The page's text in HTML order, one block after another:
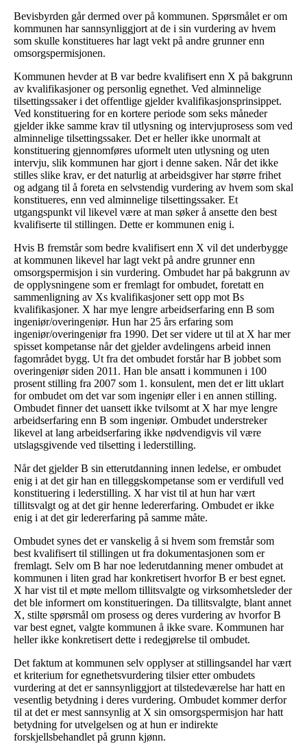
Bevisbyrden går dermed over på kommunen. Spørsmålet er om
kommunen har sannsynliggjort at de i sin vurdering av hvem
som skulle konstitueres har lagt vekt på andre grunner enn
omsorgspermisjonen.
Kommunen hevder at B var bedre kvalifisert enn X på bakgrunn
av kvalifikasjoner og personlig egnethet. Ved alminnelige
tilsettingssaker i det offentlige gjelder kvalifikasjonsprinsippet.
Ved konstituering for en kortere periode som seks måneder
gjelder ikke samme krav til utlysning og intervjuprosess som ved
alminnelige tilsettingssaker. Det er heller ikke unormalt at
konstituering gjennomføres uformelt uten utlysning og uten
intervju, slik kommunen har gjort i denne saken. Når det ikke
stilles slike krav, er det naturlig at arbeidsgiver har større frihet
og adgang til å foreta en selvstendig vurdering av hvem som skal
konstitueres, enn ved alminnelige tilsettingssaker. Et
utgangspunkt vil likevel være at man søker å ansette den best
kvalifiserte til stillingen. Dette er kommunen enig i.
Hvis B fremstår som bedre kvalifisert enn X vil det underbygge
at kommunen likevel har lagt vekt på andre grunner enn
omsorgspermisjon i sin vurdering. Ombudet har på bakgrunn av
de opplysningene som er fremlagt for ombudet, foretatt en
sammenligning av Xs kvalifikasjoner sett opp mot Bs
kvalifikasjoner. X har mye lengre arbeidserfaring enn B som
ingeniør/overingeniør. Hun har 25 års erfaring som
ingeniør/overingeniør fra 1990. Det ser videre ut til at X har mer
spisset kompetanse når det gjelder avdelingens arbeid innen
fagområdet bygg. Ut fra det ombudet forstår har B jobbet som
overingeniør siden 2011. Han ble ansatt i kommunen i 100
prosent stilling fra 2007 som 1. konsulent, men det er litt uklart
for ombudet om det var som ingeniør eller i en annen stilling.
Ombudet finner det uansett ikke tvilsomt at X har mye lengre
arbeidserfaring enn B som ingeniør. Ombudet understreker
likevel at lang arbeidserfaring ikke nødvendigvis vil være
utslagsgivende ved tilsetting i lederstilling.
Når det gjelder B sin etterutdanning innen ledelse, er ombudet
enig i at det gir han en tilleggskompetanse som er verdifull ved
konstituering i lederstilling. X har vist til at hun har vært
tillitsvalgt og at det gir henne ledererfaring. Ombudet er ikke
enig i at det gir ledererfaring på samme måte.
Ombudet synes det er vanskelig å si hvem som fremstår som
best kvalifisert til stillingen ut fra dokumentasjonen som er
fremlagt. Selv om B har noe lederutdanning mener ombudet at
kommunen i liten grad har konkretisert hvorfor B er best egnet.
X har vist til et møte mellom tillitsvalgte og virksomhetsleder der
det ble informert om konstitueringen. Da tillitsvalgte, blant annet
X, stilte spørsmål om prosess og deres vurdering av hvorfor B
var best egnet, valgte kommunen å ikke svare. Kommunen har
heller ikke konkretisert dette i redegjørelse til ombudet.
Det faktum at kommunen selv opplyser at stillingsandel har vært
et kriterium for egnethetsvurdering tilsier etter ombudets
vurdering at det er sannsynliggjort at tilstedeværelse har hatt en
vesentlig betydning i deres vurdering. Ombudet kommer derfor
til at det er mest sannsynlig at X sin omsorgspermisjon har hatt
betydning for utvelgelsen og at hun er indirekte
forskjellsbehandlet på grunn kjønn.